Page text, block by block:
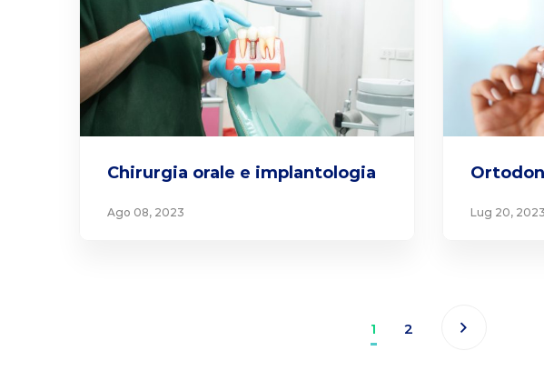
Chirurgia orale e implantologia
Ago 08, 2023 Lug 20, 2023
1 2